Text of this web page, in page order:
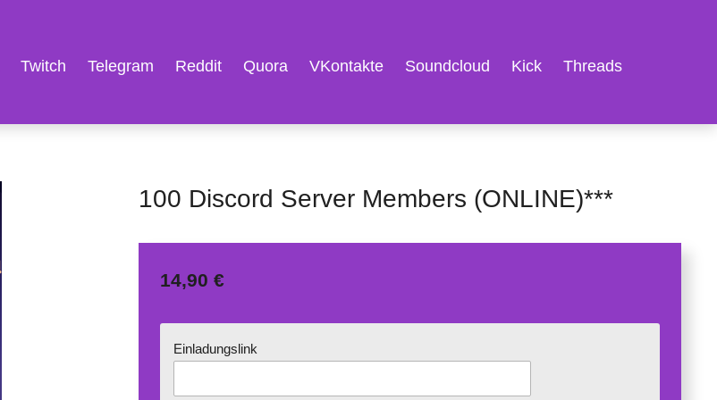
Twitch Telegram Reddit Quora VKontakte Soundcloud Kick Threads
100 Discord Server Members (ONLINE)***
14,90 €
Einladungslink